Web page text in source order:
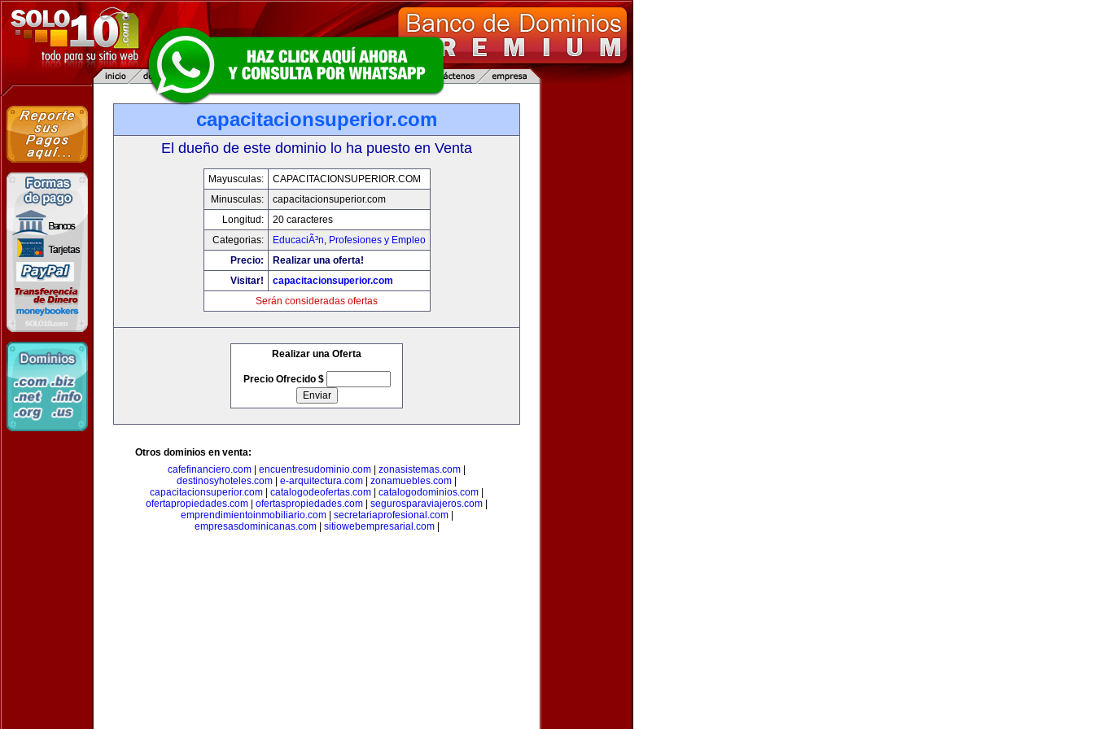
capacitacionsuperior.com
El dueño de este dominio lo ha puesto en Venta
Mayusculas:
CAPACITACIONSUPERIOR.COM
Minusculas:
capacitacionsuperior.com
Longitud:
20 caracteres
Categorias:
EducaciÃ³n, Profesiones y Empleo
Precio:
Realizar una oferta!
Visitar!
capacitacionsuperior.com
Serán consideradas ofertas
Realizar una Oferta
Precio Ofrecido $
Otros dominios en venta:
cafefinanciero.com
encuentresudominio.com zonasistemas.com
destinosyhoteles.com
e-arquitectura.com zonamuebles.com
capacitacionsuperior.com
catalogodeofertas.com catalogodominios.com
ofertapropiedades.com
ofertaspropiedades.com segurosparaviajeros.com
emprendimientoinmobiliario.com| secretariaprofesional.com|
empresasdominicanas.com| sitiowebempresarial.com|